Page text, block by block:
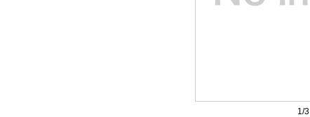
1/3